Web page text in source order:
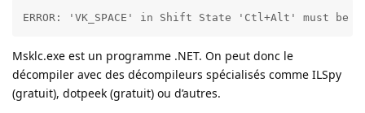
ERROR: 'VK_SPACE' in Shift State 'Ctl+Alt' must
Msklc.exe est un programme .NET. On peut donc le
décompiler avec des décompileurs spécialisés comme ILSpy
(gratuit), dotpeek (gratuit) ou d’autres.